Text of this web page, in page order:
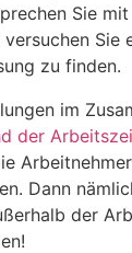
Sie mit
Sie
zu finden.
im
der
Dann
der